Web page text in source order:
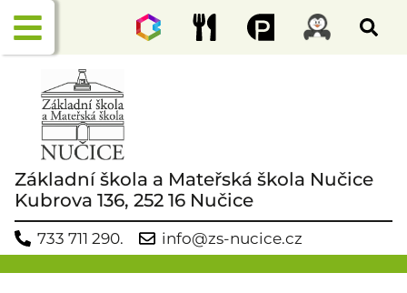
Základní škola a Mateřská škola Nučice
Kubrova 136, 252 16 Nučice
733 711 290. info@zs-nucice.cz